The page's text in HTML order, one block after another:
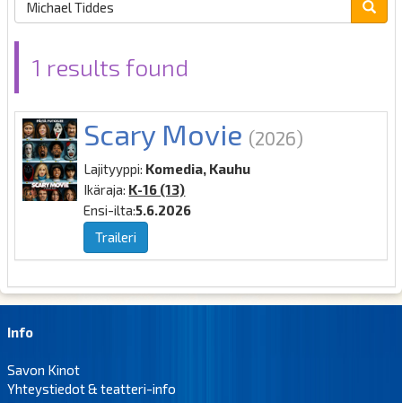
1 results found
Scary Movie (2026)
Lajityyppi: Komedia, Kauhu
Ikäraja: K-16 (13)
Ensi-ilta:5.6.2026
Traileri
Info
Savon Kinot
Yhteystiedot & teatteri-info